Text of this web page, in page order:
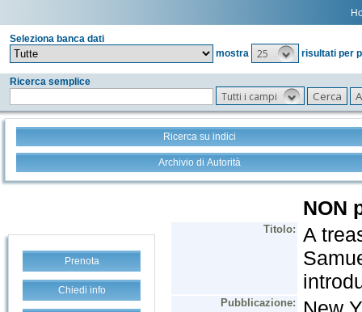
Seleziona banca dati
mostra
25 risultati per
Ricerca semplice
Tutti i campi
Ricerca su indici
Archivio di Autorità
Prenota
Chiedi info